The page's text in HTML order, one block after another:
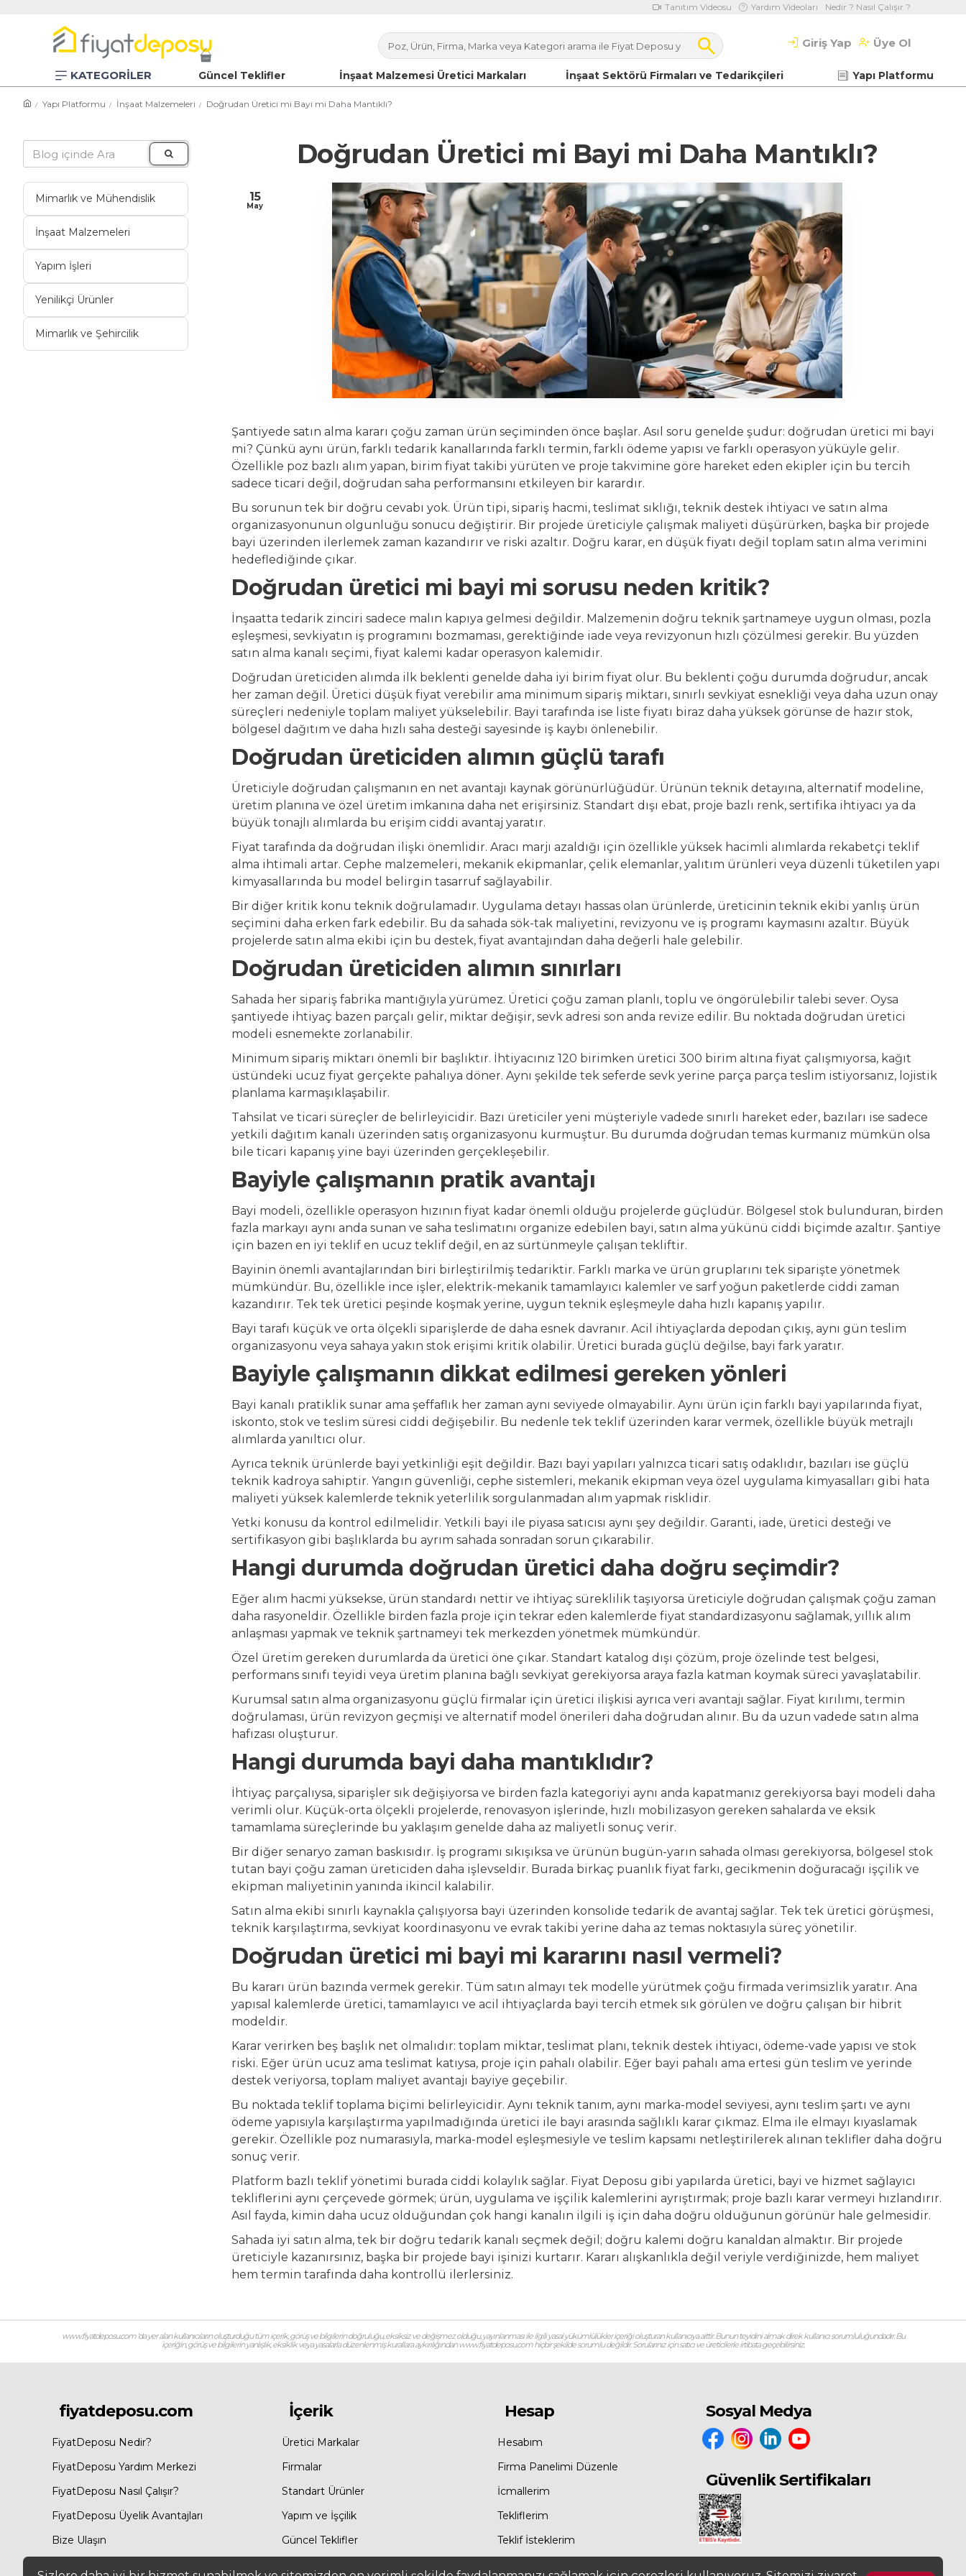
Tanıtım Videosu Yardım Videoları Nedir ? Nasıl Çalışır ?
Giriş Yap Üye Ol
KATEGORİLER Güncel Teklifler İnşaat Malzemesi Üretici Markaları İnşaat Sektörü Firmaları ve Tedarikçileri Yapı Platformu
Yapı Platformu İnşaat Malzemeleri Doğrudan Üretici mi Bayi mi Daha Mantıklı?
Mimarlık ve Mühendislik
İnşaat Malzemeleri
Yapım İşleri
Yenilikçi Ürünler
Mimarlık ve Şehircilik
Doğrudan Üretici mi Bayi mi Daha Mantıklı?
15
May
Şantiyede satın alma kararı çoğu zaman ürün seçiminden önce başlar. Asıl soru genelde şudur: doğrudan üretici mi bayi
mi? Çünkü aynı ürün, farklı tedarik kanallarında farklı termin, farklı ödeme yapısı ve farklı operasyon yüküyle gelir.
Özellikle poz bazlı alım yapan, birim fiyat takibi yürüten ve proje takvimine göre hareket eden ekipler için bu tercih
sadece ticari değil, doğrudan saha performansını etkileyen bir karardır.
Bu sorunun tek bir doğru cevabı yok. Ürün tipi, sipariş hacmi, teslimat sıklığı, teknik destek ihtiyacı ve satın alma
organizasyonunun olgunluğu sonucu değiştirir. Bir projede üreticiyle çalışmak maliyeti düşürürken, başka bir projede
bayi üzerinden ilerlemek zaman kazandırır ve riski azaltır. Doğru karar, en düşük fiyatı değil toplam satın alma verimini
hedeflediğinde çıkar.
Doğrudan üretici mi bayi mi sorusu neden kritik?
İnşaatta tedarik zinciri sadece malın kapıya gelmesi değildir. Malzemenin doğru teknik şartnameye uygun olması, pozla
eşleşmesi, sevkiyatın iş programını bozmaması, gerektiğinde iade veya revizyonun hızlı çözülmesi gerekir. Bu yüzden
satın alma kanalı seçimi, fiyat kalemi kadar operasyon kalemidir.
Doğrudan üreticiden alımda ilk beklenti genelde daha iyi birim fiyat olur. Bu beklenti çoğu durumda doğrudur, ancak
her zaman değil. Üretici düşük fiyat verebilir ama minimum sipariş miktarı, sınırlı sevkiyat esnekliği veya daha uzun onay
süreçleri nedeniyle toplam maliyet yükselebilir. Bayi tarafında ise liste fiyatı biraz daha yüksek görünse de hazır stok,
bölgesel dağıtım ve daha hızlı saha desteği sayesinde iş kaybı önlenebilir.
Doğrudan üreticiden alımın güçlü tarafı
Üreticiyle doğrudan çalışmanın en net avantajı kaynak görünürlüğüdür. Ürünün teknik detayına, alternatif modeline,
üretim planına ve özel üretim imkanına daha net erişirsiniz. Standart dışı ebat, proje bazlı renk, sertifika ihtiyacı ya da
büyük tonajlı alımlarda bu erişim ciddi avantaj yaratır.
Fiyat tarafında da doğrudan ilişki önemlidir. Aracı marjı azaldığı için özellikle yüksek hacimli alımlarda rekabetçi teklif
alma ihtimali artar. Cephe malzemeleri, mekanik ekipmanlar, çelik elemanlar, yalıtım ürünleri veya düzenli tüketilen yapı
kimyasallarında bu model belirgin tasarruf sağlayabilir.
Bir diğer kritik konu teknik doğrulamadır. Uygulama detayı hassas olan ürünlerde, üreticinin teknik ekibi yanlış ürün
seçimini daha erken fark edebilir. Bu da sahada sök-tak maliyetini, revizyonu ve iş programı kaymasını azaltır. Büyük
projelerde satın alma ekibi için bu destek, fiyat avantajından daha değerli hale gelebilir.
Doğrudan üreticiden alımın sınırları
Sahada her sipariş fabrika mantığıyla yürümez. Üretici çoğu zaman planlı, toplu ve öngörülebilir talebi sever. Oysa
şantiyede ihtiyaç bazen parçalı gelir, miktar değişir, sevk adresi son anda revize edilir. Bu noktada doğrudan üretici
modeli esnemekte zorlanabilir.
Minimum sipariş miktarı önemli bir başlıktır. İhtiyacınız 120 birimken üretici 300 birim altına fiyat çalışmıyorsa, kağıt
üstündeki ucuz fiyat gerçekte pahalıya döner. Aynı şekilde tek seferde sevk yerine parça parça teslim istiyorsanız, lojistik
planlama karmaşıklaşabilir.
Tahsilat ve ticari süreçler de belirleyicidir. Bazı üreticiler yeni müşteriyle vadede sınırlı hareket eder, bazıları ise sadece
yetkili dağıtım kanalı üzerinden satış organizasyonu kurmuştur. Bu durumda doğrudan temas kurmanız mümkün olsa
bile ticari kapanış yine bayi üzerinden gerçekleşebilir.
Bayiyle çalışmanın pratik avantajı
Bayi modeli, özellikle operasyon hızının fiyat kadar önemli olduğu projelerde güçlüdür. Bölgesel stok bulunduran, birden
fazla markayı aynı anda sunan ve saha teslimatını organize edebilen bayi, satın alma yükünü ciddi biçimde azaltır. Şantiye
için bazen en iyi teklif en ucuz teklif değil, en az sürtünmeyle çalışan tekliftir.
Bayinin önemli avantajlarından biri birleştirilmiş tedariktir. Farklı marka ve ürün gruplarını tek siparişte yönetmek
mümkündür. Bu, özellikle ince işler, elektrik-mekanik tamamlayıcı kalemler ve sarf yoğun paketlerde ciddi zaman
kazandırır. Tek tek üretici peşinde koşmak yerine, uygun teknik eşleşmeyle daha hızlı kapanış yapılır.
Bayi tarafı küçük ve orta ölçekli siparişlerde de daha esnek davranır. Acil ihtiyaçlarda depodan çıkış, aynı gün teslim
organizasyonu veya sahaya yakın stok erişimi kritik olabilir. Üretici burada güçlü değilse, bayi fark yaratır.
Bayiyle çalışmanın dikkat edilmesi gereken yönleri
Bayi kanalı pratiklik sunar ama şeffaflık her zaman aynı seviyede olmayabilir. Aynı ürün için farklı bayi yapılarında fiyat,
iskonto, stok ve teslim süresi ciddi değişebilir. Bu nedenle tek teklif üzerinden karar vermek, özellikle büyük metrajlı
alımlarda yanıltıcı olur.
Ayrıca teknik ürünlerde bayi yetkinliği eşit değildir. Bazı bayi yapıları yalnızca ticari satış odaklıdır, bazıları ise güçlü
teknik kadroya sahiptir. Yangın güvenliği, cephe sistemleri, mekanik ekipman veya özel uygulama kimyasalları gibi hata
maliyeti yüksek kalemlerde teknik yeterlilik sorgulanmadan alım yapmak risklidir.
Yetki konusu da kontrol edilmelidir. Yetkili bayi ile piyasa satıcısı aynı şey değildir. Garanti, iade, üretici desteği ve
sertifikasyon gibi başlıklarda bu ayrım sahada sonradan sorun çıkarabilir.
Hangi durumda doğrudan üretici daha doğru seçimdir?
Eğer alım hacmi yüksekse, ürün standardı nettir ve ihtiyaç süreklilik taşıyorsa üreticiyle doğrudan çalışmak çoğu zaman
daha rasyoneldir. Özellikle birden fazla proje için tekrar eden kalemlerde fiyat standardizasyonu sağlamak, yıllık alım
anlaşması yapmak ve teknik şartnameyi tek merkezden yönetmek mümkündür.
Özel üretim gereken durumlarda da üretici öne çıkar. Standart katalog dışı çözüm, proje özelinde test belgesi,
performans sınıfı teyidi veya üretim planına bağlı sevkiyat gerekiyorsa araya fazla katman koymak süreci yavaşlatabilir.
Kurumsal satın alma organizasyonu güçlü firmalar için üretici ilişkisi ayrıca veri avantajı sağlar. Fiyat kırılımı, termin
doğrulaması, ürün revizyon geçmişi ve alternatif model önerileri daha doğrudan alınır. Bu da uzun vadede satın alma
hafızası oluşturur.
Hangi durumda bayi daha mantıklıdır?
İhtiyaç parçalıysa, siparişler sık değişiyorsa ve birden fazla kategoriyi aynı anda kapatmanız gerekiyorsa bayi modeli daha
verimli olur. Küçük-orta ölçekli projelerde, renovasyon işlerinde, hızlı mobilizasyon gereken sahalarda ve eksik
tamamlama süreçlerinde bu yaklaşım genelde daha az maliyetli sonuç verir.
Bir diğer senaryo zaman baskısıdır. İş programı sıkışıksa ve ürünün bugün-yarın sahada olması gerekiyorsa, bölgesel stok
tutan bayi çoğu zaman üreticiden daha işlevseldir. Burada birkaç puanlık fiyat farkı, gecikmenin doğuracağı işçilik ve
ekipman maliyetinin yanında ikincil kalabilir.
Satın alma ekibi sınırlı kaynakla çalışıyorsa bayi üzerinden konsolide tedarik de avantaj sağlar. Tek tek üretici görüşmesi,
teknik karşılaştırma, sevkiyat koordinasyonu ve evrak takibi yerine daha az temas noktasıyla süreç yönetilir.
Doğrudan üretici mi bayi mi kararını nasıl vermeli?
Bu kararı ürün bazında vermek gerekir. Tüm satın almayı tek modelle yürütmek çoğu firmada verimsizlik yaratır. Ana
yapısal kalemlerde üretici, tamamlayıcı ve acil ihtiyaçlarda bayi tercih etmek sık görülen ve doğru çalışan bir hibrit
modeldir.
Karar verirken beş başlık net olmalıdır: toplam miktar, teslimat planı, teknik destek ihtiyacı, ödeme-vade yapısı ve stok
riski. Eğer ürün ucuz ama teslimat katıysa, proje için pahalı olabilir. Eğer bayi pahalı ama ertesi gün teslim ve yerinde
destek veriyorsa, toplam maliyet avantajı bayiye geçebilir.
Bu noktada teklif toplama biçimi belirleyicidir. Aynı teknik tanım, aynı marka-model seviyesi, aynı teslim şartı ve aynı
ödeme yapısıyla karşılaştırma yapılmadığında üretici ile bayi arasında sağlıklı karar çıkmaz. Elma ile elmayı kıyaslamak
gerekir. Özellikle poz numarasıyla, marka-model eşleşmesiyle ve teslim kapsamı netleştirilerek alınan teklifler daha doğru
sonuç verir.
Platform bazlı teklif yönetimi burada ciddi kolaylık sağlar. Fiyat Deposu gibi yapılarda üretici, bayi ve hizmet sağlayıcı
tekliflerini aynı çerçevede görmek; ürün, uygulama ve işçilik kalemlerini ayrıştırmak; proje bazlı karar vermeyi hızlandırır.
Asıl fayda, kimin daha ucuz olduğundan çok hangi kanalın ilgili iş için daha doğru olduğunun görünür hale gelmesidir.
Sahada iyi satın alma, tek bir doğru tedarik kanalı seçmek değil; doğru kalemi doğru kanaldan almaktır. Bir projede
üreticiyle kazanırsınız, başka bir projede bayi işinizi kurtarır. Kararı alışkanlıkla değil veriyle verdiğinizde, hem maliyet
hem termin tarafında daha kontrollü ilerlersiniz.
www.fiyatdeposu.com ‘da yer alan kullanıcıların oluşturduğu tüm içerik, görüş ve bilgilerin doğruluğu, eksiksiz ve değişmez olduğu, yayınlanması ile ilgili yasal yükümlülükler içeriği oluşturan kullanıcıya aittir. Bunun teyidini almak direk kullanıcı sorumluluğundadır. Bu
içeriğin, görüş ve bilgilerin yanlışlık, eksiklik veya yasalarla düzenlenmiş kurallara aykırılığından www.fiyatdeposu.com hiçbir şekilde sorumlu değildir. Sorularınız için satıcı ve üreticilerle irtibata geçebilirsiniz.
fiyatdeposu.com
FiyatDeposu Nedir?
FiyatDeposu Yardım Merkezi
FiyatDeposu Nasıl Çalışır?
FiyatDeposu Üyelik Avantajları
Bize Ulaşın
İçerik
Üretici Markalar
Firmalar
Standart Ürünler
Yapım ve İşçilik
Güncel Teklifler
Hesap
Hesabım
Firma Panelimi Düzenle
İcmallerim
Tekliflerim
Teklif İsteklerim
Sosyal Medya
Güvenlik Sertifikaları